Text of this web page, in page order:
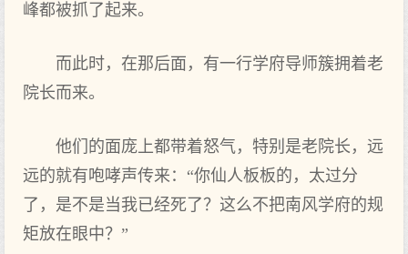
峰都被抓了起来。
而此时，在那后面，有一行学府导师簇拥着老
院长而来。
他们的面庞上都带着怒气，特别是老院长，远
远的就有咆哮声传来：“你仙人板板的，太过分
了，是不是当我已经死了？这么不把南风学府的规
矩放在眼中？”